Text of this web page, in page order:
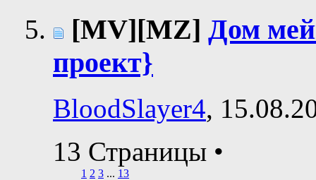
[MV][MZ] Дом
проект}
BloodSlayer4,
13 Страницы •
1 2 3 ... 13